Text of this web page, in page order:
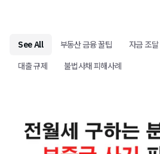
See All 부동산 금융 꿀팁 자금 조
대출 규제
불법사채 피해사례